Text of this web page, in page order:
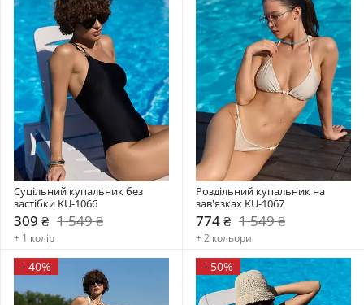
Суцільний купальник без
застібки KU-1066
309 ₴ 1 549 ₴
+ 1 колір
Роздільний купальник на
зав'язках KU-1067
774 ₴ 1 549 ₴
+ 2 кольори
- 40% - 50%